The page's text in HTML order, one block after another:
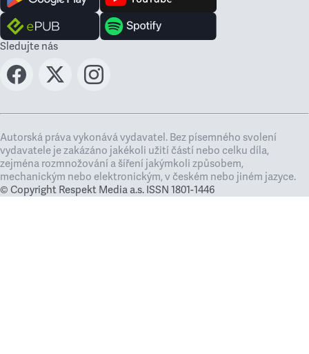
Sledujte nás
Autorská práva vykonává vydavatel. Bez písemného svolení
vydavatele je zakázáno jakékoli užití částí nebo celku díla,
zejména rozmnožování a šíření jakýmkoli způsobem,
mechanickým nebo elektronickým, v českém nebo jiném jazyce.
© Copyright Respekt Media a.s. ISSN 1801-1446